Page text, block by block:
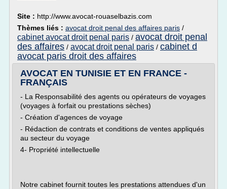
Site : http://www.avocat-rouaselbazis.com
Thèmes liés : avocat droit penal des affaires paris /
cabinet avocat droit penal paris / avocat droit penal
des affaires / avocat droit penal paris / cabinet d
avocat paris droit des affaires
AVOCAT EN TUNISIE ET EN FRANCE -
FRANÇAIS
- La Responsabilité des agents ou opérateurs de voyages
(voyages à forfait ou prestations sèches)
- Création d'agences de voyage
- Rédaction de contrats et conditions de ventes appliqués
au secteur du voyage
4- Propriété intellectuelle
Notre cabinet fournit toutes les prestations attendues d'un